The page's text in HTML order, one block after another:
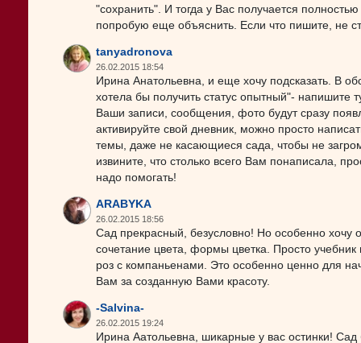
"сохранить". И тогда у Вас получается
попробую еще объяснить. Если что пишите, не
tanyadronova
26.02.2015 18:54
Ирина Анатольевна, и еще хочу подсказать. В
хотела бы получить статус опытный"- напишите
Ваши записи, сообщения, фото будут сразу
активируйте свой дневник, можно просто
темы, даже не касающиеся сада, чтобы не
извините, что столько всего Вам понаписала,
надо помогать!
ARABYKA
26.02.2015 18:56
Сад прекрасный, безусловно! Но особенно хочу
сочетание цвета, формы цветка. Просто
роз с компаньенами. Это особенно ценно для
Вам за созданную Вами красоту.
-Salvina-
26.02.2015 19:24
Ирина Аатольевна, шикарные у вас остинки!